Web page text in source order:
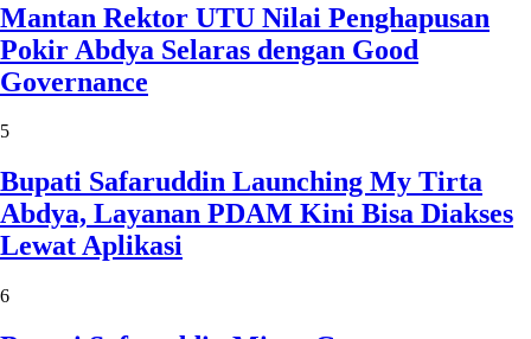
Mantan Rektor UTU Nilai Penghapusan
Pokir Abdya Selaras dengan Good
Governance
5
Bupati Safaruddin Launching My Tirta
Abdya, Layanan PDAM Kini Bisa Diakses
Lewat Aplikasi
6